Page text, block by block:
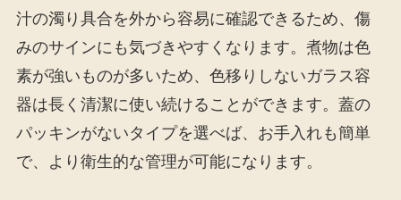
汁の濁り具合を外から容易に確認できるため、傷
みのサインにも気づきやすくなります。煮物は色
素が強いものが多いため、色移りしないガラス容
器は長く清潔に使い続けることができます。蓋の
パッキンがないタイプを選べば、お手入れも簡単
で、より衛生的な管理が可能になります。